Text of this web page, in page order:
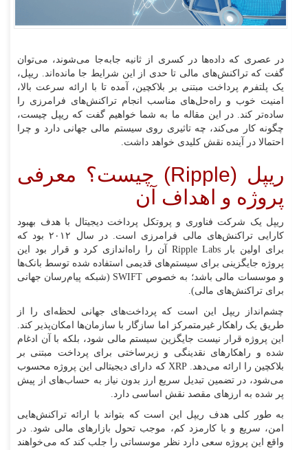
در عصری که داده‌ها در کسری از ثانیه جابه‌جا می‌شوند، می‌توان
گفت که تراکنش‌های مالی تا حدی از این شرایط جا مانده‌اند. ریپل،
یک پلتفرم پرداخت مبتنی بر بلاکچین، آمده تا با ارائه سرعت بالا،
امنیت خوب و راه‌حل‌های مناسب انجام تراکنش‌های فرامرزی را
ساده‌تر کند. در این مقاله ما به شما خواهیم گفت که ریپل چیست،
چگونه کار می‌کند، چه تاثیری روی سیستم مالی جهانی دارد و چرا
احتمالا در آینده نقش کلیدی خواهد داشت.
ریپل (Ripple) چیست؟ معرفی
پروژه و اهداف آن
ریپل یک شرکت فناوری و پروتکل پرداخت دیجیتال با هدف بهبود
کارایی تراکنش‌های مالی فرامرزی است. در سال ۲۰۱۲ بود که
برای اولین بار Ripple Labs آن را راه‌اندازی کرد و قرار بود این
پروژه جایگزینی برای سیستم‌های قدیمی استفاده شده توسط بانک‌ها
و موسسات مالی باشد؛ به خصوص SWIFT (شبکه پیام‌رسان جهانی
برای تراکنش‌های مالی).
چشم‌انداز ریپل این است که پرداخت‌های جهانی لحظه‌ای را از
طریق یک راهکار غیرمتمرکز اما سازگار با سازمان‌ها امکان‌پذیر کند.
این پروژه قرار نیست جایگزین سیستم مالی شود، بلکه با آن ادغام
شده و راهکارهای نقدینگی و زیرساختی برای پرداخت مبتنی بر
بلاکچین را ارائه می‌دهد. XRP که دارای دیجیتالی این پروژه محسوب
می‌شود، در تضمین تبدیل سریع ارز بدون نیاز به حساب‌های از پیش
پر شده به ارزهای مقصد نقش اساسی دارد.
به طور کلی هدف ریپل این است که بتواند با ارائه تراکنش‌هایی
امن، سریع و با کارمزد کم، موجب تحول بازارهای مالی شود. در
واقع این پروژه سعی دارد نظر موسساتی را جلب کند که می‌خواهند